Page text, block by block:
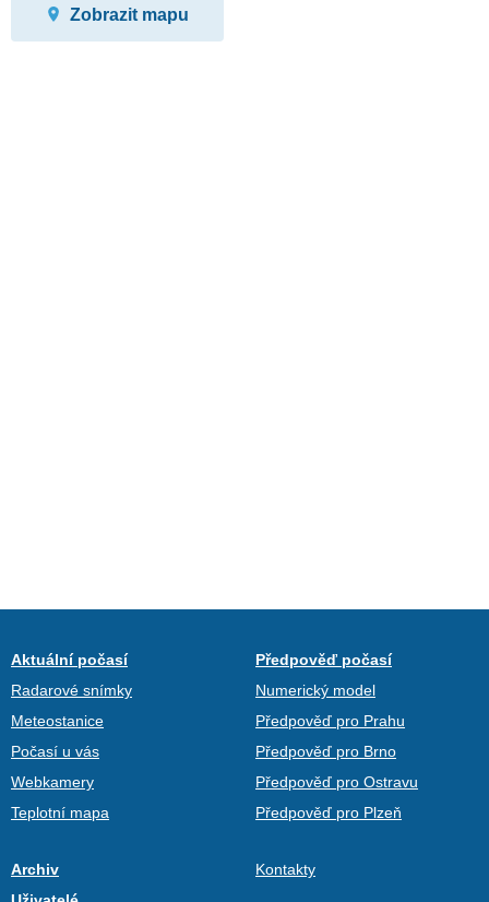
Zobrazit mapu
Aktuální počasí
Radarové snímky
Meteostanice
Počasí u vás
Webkamery
Teplotní mapa
Předpověď počasí
Numerický model
Předpověď pro Prahu
Předpověď pro Brno
Předpověď pro Ostravu
Předpověď pro Plzeň
Archiv
Kontakty